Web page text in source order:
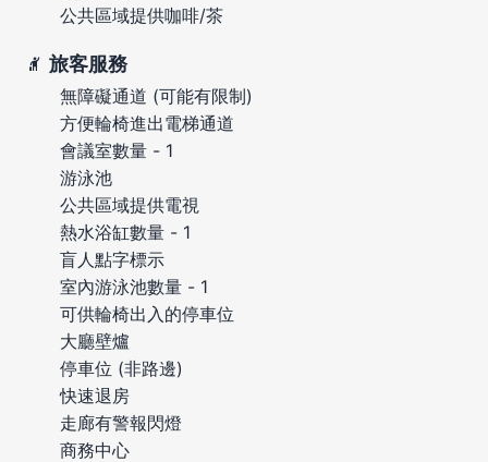
公共區域提供咖啡/茶
旅客服務
無障礙通道 (可能有限制)
方便輪椅進出電梯通道
會議室數量 - 1
游泳池
公共區域提供電視
熱水浴缸數量 - 1
盲人點字標示
室內游泳池數量 - 1
可供輪椅出入的停車位
大廳壁爐
停車位 (非路邊)
快速退房
走廊有警報閃燈
商務中心